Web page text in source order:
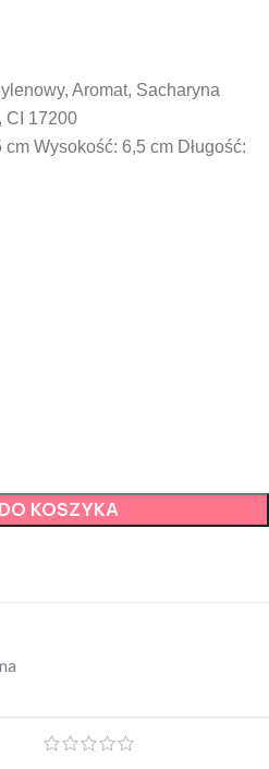
Aromat, Sacharyna
CI 17200
Wysokość: 6,5 cm Długość:
KOSZYKA